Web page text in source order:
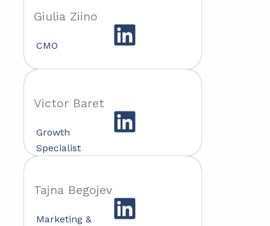
Giulia Ziino
CMO
Victor Baret
Growth
Specialist
Tajna Begojev
Marketing &